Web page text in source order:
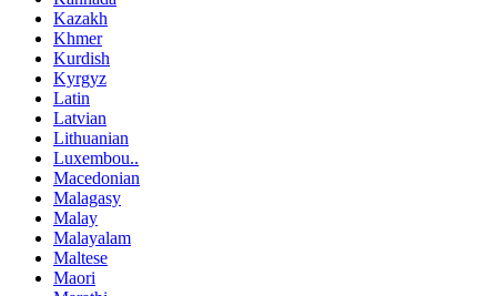
Kazakh
Khmer
Kurdish
Kyrgyz
Latin
Latvian
Lithuanian
Luxembou..
Macedonian
Malagasy
Malay
Malayalam
Maltese
Maori